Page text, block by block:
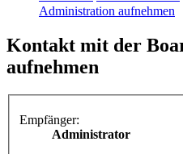
Administration aufnehmen
Kontakt mit der
aufnehmen
Empfänger:
Administrator